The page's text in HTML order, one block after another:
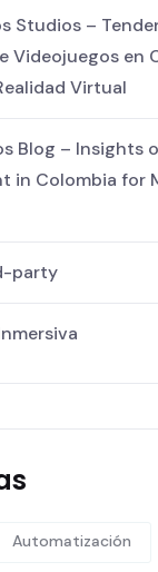
Studios –
Videojuegos en
Virtual
Blog – Insights
in Colombia for
party
Automatización